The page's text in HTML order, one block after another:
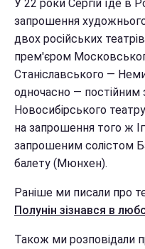
У 22 роки Сергій їде в
запрошення
двох російських
прем'єром
Станіславського —
одночасно —
Новосибірського
на запрошення того ж
запрошеним солістом
балету (Мюнхен).
Раніше ми писали про
Полунін зізнався в
Також ми розповідали